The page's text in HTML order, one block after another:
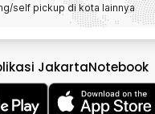
self pickup di kota lainnya
JakartaNotebook